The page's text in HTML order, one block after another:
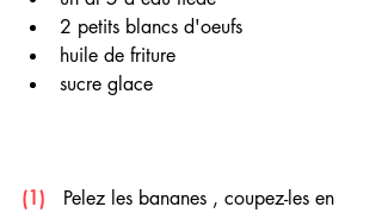
2 petits blancs d'oeufs
huile de friture
sucre glace
(1)
  Pelez les bananes , coupez-les en